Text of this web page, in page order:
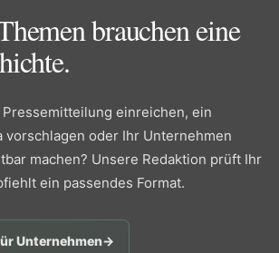
brauchen eine
einreichen, ein
vorschlagen oder Ihr Unternehmen
machen? Unsere Redaktion prüft Ihr
ein passendes Format.
Unternehmen→